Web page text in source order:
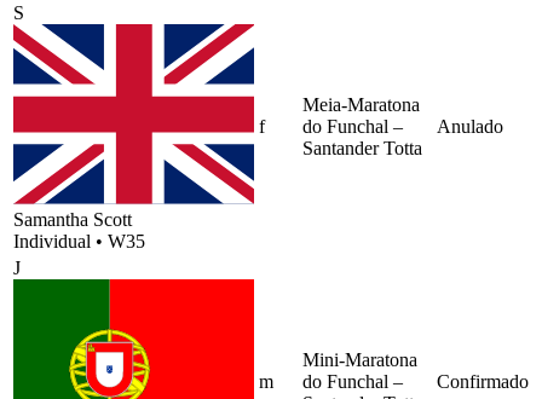
S
Samantha Scott
Individual • W35
f
Meia-Maratona
do Funchal –
Santander Totta
Anulado
J
m
Mini-Maratona
do Funchal –
Confirmado